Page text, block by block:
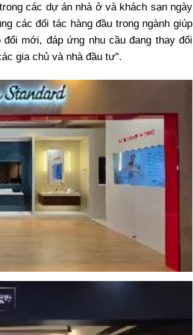
các dự án nhà ở và khách sạn ngày
các đối tác hàng đầu trong ngành giúp
mới, đáp ứng nhu cầu đang thay đổi
gia chủ và nhà đầu tư".